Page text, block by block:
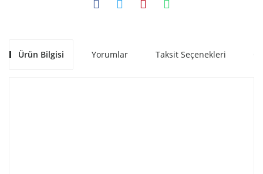
Ürün Bilgisi Yorumlar Taksit Seçenekleri